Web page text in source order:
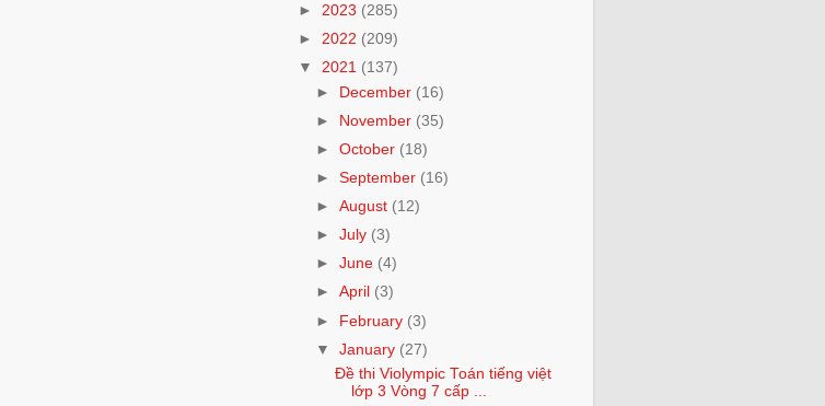
► 2023 (285)
► 2022 (209)
▼ 2021 (137)
► December (16)
► November (35)
►October (18)
►September (16)
►August (12)
►July (3)
►June (4)
►April (3)
► February (3)
▼January (27)
Đề thi Violympic Toán tiếng việt
lớp 3 Vòng 7 cấp ...